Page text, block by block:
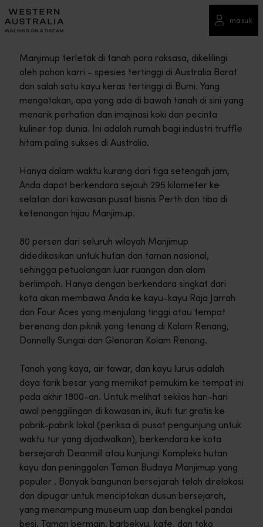
masuk
Manjimup terletak di tanah para raksasa, dikelilingi
oleh pohon karri - spesies tertinggi di Australia Barat
dan salah satu kayu keras tertinggi di Bumi. Yang
mengatakan, apa yang ada di bawah tanah di sini yang
menarik perhatian dan imajinasi koki dan pecinta
kuliner top dunia. Ini adalah rumah bagi industri truffle
hitam paling sukses di Australia.
Hanya dalam waktu kurang dari tiga setengah jam,
Anda dapat berkendara sejauh 295 kilometer ke
selatan dari kawasan pusat bisnis Perth dan tiba di
ketenangan hijau Manjimup.
80 persen dari seluruh wilayah Manjimup
didedikasikan untuk hutan dan taman nasional,
sehingga petualangan luar ruangan dan alam
berlimpah. Hanya dengan berkendara singkat dari
kota akan membawa Anda ke kayu-kayu Raja Jarrah
dan Four Aces yang menjulang tinggi atau tempat
berenang dan piknik yang tenang di Kolam Renang,
Donnelly Sungai dan Glenoran Kolam Renang.
Tanah yang kaya, air tawar, dan kayu lurus adalah
daya tarik besar yang memikat pemukim ke tempat ini
pada akhir 1800-an. Untuk melihat sekilas hari-hari
awal penggilingan di kawasan ini, ikuti tur gratis ke
pabrik-pabrik lokal (periksa di pusat pengunjung untuk
waktu tur yang dijadwalkan), berkendara ke kota
bersejarah Deanmill atau kunjungi Kompleks hutan
kayu dan peninggalan Taman Budaya Manjimup yang
populer . Banyak bangunan bersejarah telah direlokasi
dan dipugar untuk menciptakan dusun bersejarah,
yang menampung museum uap dan bengkel pandai
besi. Taman bermain, barbekyu, kafe, dan toko